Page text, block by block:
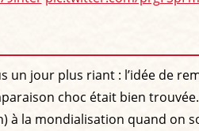
un jour plus riant : l’idée de
choc était bien
à la mondialisation quand on